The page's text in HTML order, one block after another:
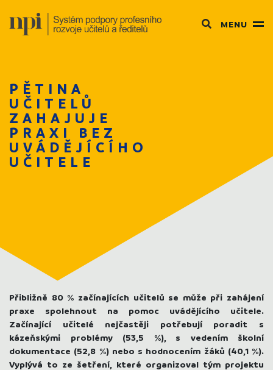
MENU
PĚTINA
UČITELŮ
ZAHAJUJE
PRAXI BEZ
UVÁDĚJÍCÍHO
UČITELE
Přibližně 80 % začínajících učitelů se může při zahájení
praxe spolehnout na pomoc uvádějícího učitele.
Začínající učitelé nejčastěji potřebují poradit s
kázeňskými problémy (53,5 %), s vedením školní
dokumentace (52,8 %) nebo s hodnocením žáků (40,1 %).
Vyplývá to ze šetření, které organizoval tým projektu